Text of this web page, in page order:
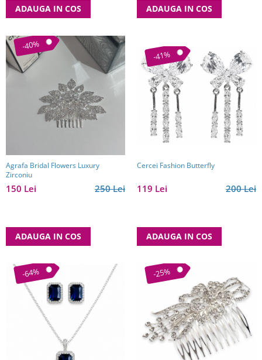
ADAUGA IN COS ADAUGA IN COS
-40%
Agrafa Bridal Flowers Luxury
Zirconiu
250 Lei
150 Lei
ADAUGA IN COS
-41%
Cercei Fashion Butterfly
200 Lei
119 Lei
ADAUGA IN COS
-64% -25%